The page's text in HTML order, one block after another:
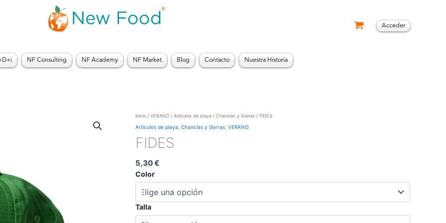
Acceder
NF Consulting NF Academy NF Market Blog Contacto Nuestra Historia
Inicio / VERANO / Artículos de playa / Chanclas y Gorras / FIDES
Artículos de playa Chanclas y Gorras VERANO
FIDES
5,30€
Color
Talla
FIDES
cantidad